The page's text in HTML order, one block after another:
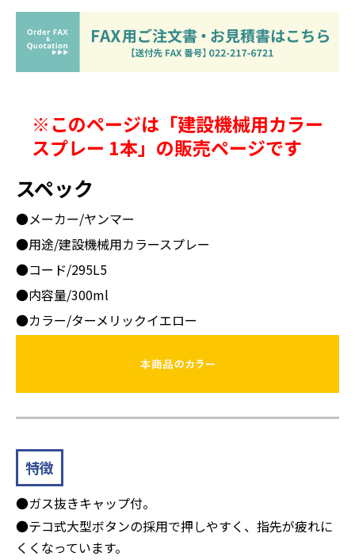
※このページは「建設機械用カラー
スプレー 1本」の販売ページです
スペック
●メーカー/ヤンマー
●用途/建設機械用カラースプレー
●コード/295L5
●内容量/300ml
●カラー/ターメリックイエロー
特徴
●ガス抜きキャップ付。
●テコ式大型ボタンの採用で押しやすく、指先が疲れに
くくなっています。